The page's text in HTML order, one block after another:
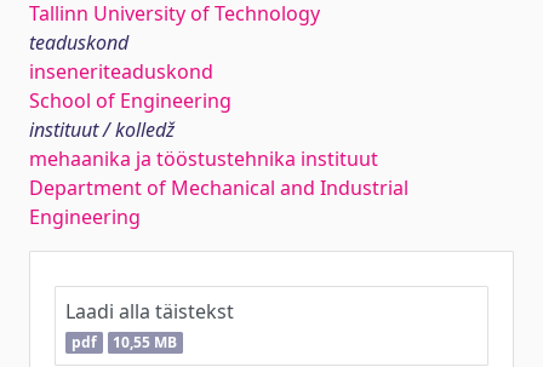
Tallinn University of Technology
teaduskond
inseneriteaduskond
School of Engineering
instituut / kolledž
mehaanika ja tööstustehnika instituut
Department of Mechanical and Industrial
Engineering
Laadi alla täistekst
pdf 10,55 MB